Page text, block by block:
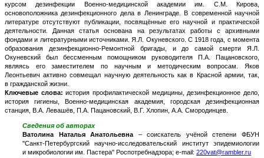
курсом дезинфекции Военно-медицинской академии им. С.М. Кирова,
основоположника дезинфекционного дела в Ленинграде. В современной научной
литературе отсутствуют публикации, посвящённые его научной и практической
деятельности. Данная статья основана на результатах работы с архивными
фондами и литературными источниками. Я.Л. Окуневского. С 1918 года, с момента
образования дезинфекционно-Ремонтной бригады, и до самой смерти Я.Л.
Окуневский был бессменным помощником руководителя П.А. Пацановского,
являясь его заместителем по научным и методическим вопросам. Яков
Леонтьевич активно совмещал научную деятельность как в Красной армии, так,
в гражданской жизни.
Ключевые слова: история профилактической медицины, дезинфекционное дело,
история гигиены, Военно-медицинская академия, городская дезинфекционная
станция, В.А. Левашёв, П.А. Пацановский, В.Г. Хлопин, А.А. Смородинцев.
Сведения об авторах
Ватолина Наталья Анатольевна – соискатель учёной степени ФБУН
"Санкт-Петербургский научно-исследовательский институт эпидемиологии
и микробиологии им. Пастера" Роспотребнадзора; e-mail: 220vat@rambler.ru